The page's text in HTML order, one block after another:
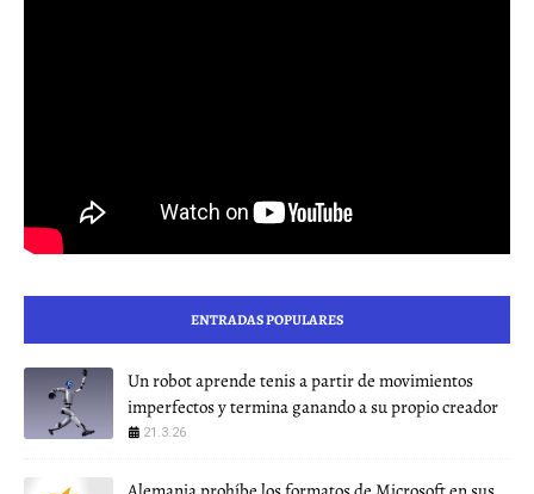
ENTRADAS POPULARES
Un robot aprende tenis a partir de movimientos
imperfectos y termina ganando a su propio creador
21.3.26